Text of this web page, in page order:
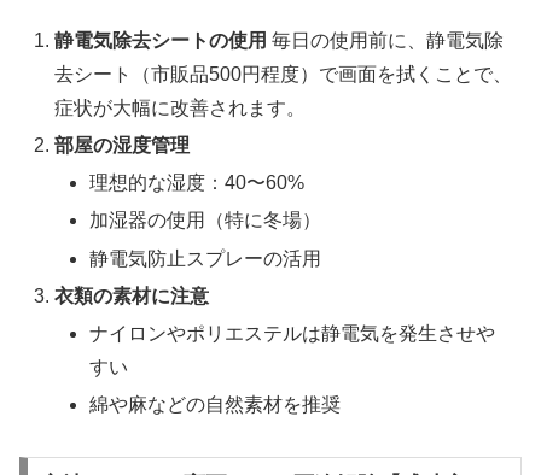
静電気除去シートの使用 毎日の使用前に、静電気除
去シート（市販品500円程度）で画面を拭くことで、
症状が大幅に改善されます。
部屋の湿度管理
理想的な湿度：40〜60%
加湿器の使用（特に冬場）
静電気防止スプレーの活用
衣類の素材に注意
ナイロンやポリエステルは静電気を発生させや
すい
綿や麻などの自然素材を推奨